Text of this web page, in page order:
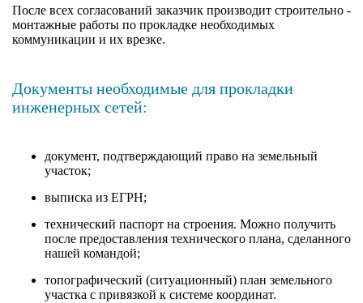
После всех согласований заказчик производит строительно -
монтажные работы по прокладке необходимых
коммуникации и их врезке.
Документы необходимые для прокладки
инженерных сетей:
документ, подтверждающий право на земельный
участок;
выписка из ЕГРН;
технический паспорт на строения. Можно получить
после предоставления технического плана, сделанного
нашей командой;
топографический (ситуационный) план земельного
участка с привязкой к системе координат.